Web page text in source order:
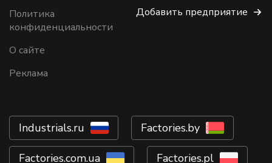
Политика
конфиденциальности
О сайте
Реклама
Добавить предприятие
Industrials.ru Factories.by
Factories.com.ua Factories.pl